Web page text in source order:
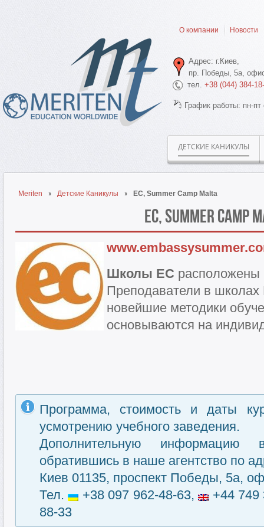
О компании Новости
Адрес: г.Киев,
пр. Победы, 5а,
тел. +38 (044) 384-
График работы: пн-
ДЕТСКИЕ КАНИКУЛЫ
Meriten Детские Каникулы EC, Summer Camp Malta
EC, Summer Camp
Школы EC расположены
Преподаватели в
новейшие методики
основываются на
Программа, стоимость и даты
усмотрению учебного заведения.
Дополнительную информацию
обратившись в наше агентство по
Киев 01135, проспект Победы, 5а,
Тел.
+38 097 962-48-63,
+44
88-33